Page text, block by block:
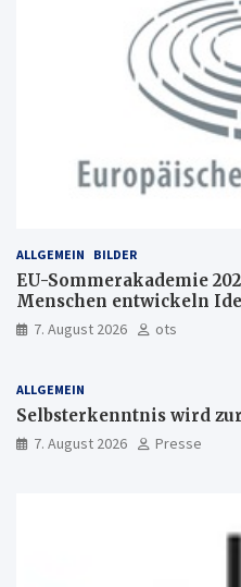
ALLGEMEIN BILDER
EU-Sommerakademie
Menschen entwickeln
7. August 2026 ots
ALLGEMEIN
Selbsterkenntnis wird
7. August 2026 Presse